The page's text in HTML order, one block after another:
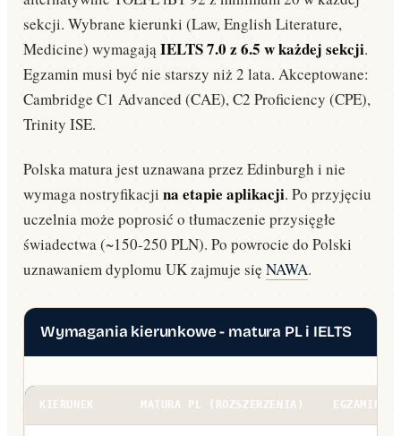
sekcji. Wybrane kierunki (Law, English Literature,
Medicine) wymagająIELTS 7.0 z 6.5 w każdej sekcji.
Egzamin musi być nie starszy niż 2 lata. Akceptowane:
Cambridge C1 Advanced (CAE), C2 Proficiency (CPE),
Trinity ISE.
Polska matura jest uznawana przez Edinburgh i nie
wymaga nostryfikacji na etapie aplikacji. Po przyjęciu
uczelnia może poprosić o tłumaczenie przysięgłe
świadectwa (~150-250 PLN). Po powrocie do Polski
uznawaniem dyplomu UK zajmuje się NAWA.
Wymagania kierunkowe - matura PL i IELTS
KIERUNEK MATURA PL (ROZSZERZENIA) EGZAMIN